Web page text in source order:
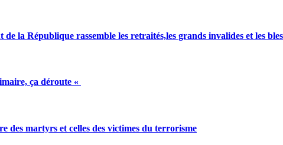
la République rassemble les retraités,les grands invalides et les
ça déroute «
martyrs et celles des victimes du terrorisme